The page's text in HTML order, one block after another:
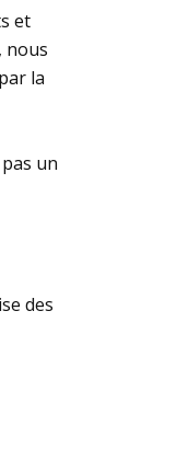
et
nous
par la
pas un
des